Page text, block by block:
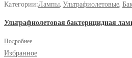
Категории:Лампы, Ультрафиолетовые,
Ультрафиолетовая бактерицидная
Подробнее
Избранное